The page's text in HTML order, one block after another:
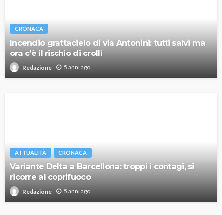
CRONACA
Incendio grattacielo di via Antonini: tutti salvi ma
ora c’è il rischio di crolli
Redazione 5 anni ago
ATTUALITÀ CRONACA
Variante Delta a Barcellona: troppi i contagi, si
ricorre al coprifuoco
Redazione 5 anni ago